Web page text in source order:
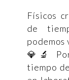
Físicos
de
podemos
💎🔬
tiempo